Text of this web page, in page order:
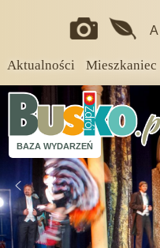
Aktualności Mieszkaniec
A
BAZA WYDARZEŃ